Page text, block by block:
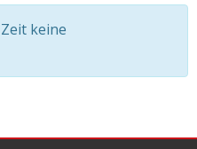
keine